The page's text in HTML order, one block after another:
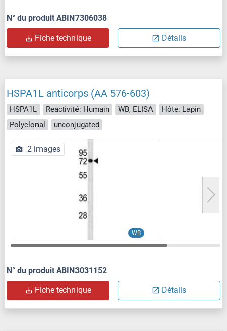
N° du produit ABIN7306038
Fiche technique Détails
HSPA1L anticorps (AA 576-603)
HSPA1L Reactivité: Humain WB, ELISA
Hôte: Lapin
Polyclonal
unconjugated
WB
2 images
N° du produit ABIN3031152
Fiche technique Détails